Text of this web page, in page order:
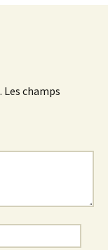
Les champs